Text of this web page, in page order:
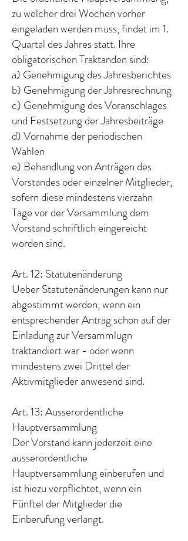
zu welcher drei Wochen vorher
eingeladen werden muss, findet im 1.
Quartal des Jahres statt. Ihre
obligatorischen Traktanden sind:
a) Genehmigung des Jahresberichtes
b) Genehmigung der Jahresrechnung
c) Genehmigung des Voranschlages
und Festsetzung der Jahresbeiträge
d) Vornahme der periodischen
Wahlen
e) Behandlung von Anträgen des
Vorstandes oder einzelner Mitglieder,
sofern diese mindestens vierzahn
Tage vor der Versammlung dem
Vorstand schriftlich eingereicht
worden sind.
Art. 12: Statutenänderung
Ueber Statutenänderungen kann nur
abgestimmt werden, wenn ein
entsprechender Antrag schon auf der
Einladung zur Versammlugn
traktandiert war - oder wenn
mindestens zwei Drittel der
Aktivmitglieder anwesend sind.
Art. 13: Ausserordentliche
Hauptversammlung
Der Vorstand kann jederzeit eine
ausserordentliche
Hauptversammlung einberufen und
ist hiezu verpflichtet, wenn ein
Fünftel der Mitglieder die
Einberufung verlangt.